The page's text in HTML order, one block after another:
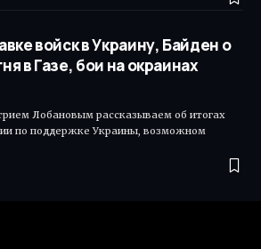
войск в Украину, Байден о
в Газе, бои на окраинах
Лобановым рассказываем об итогах
по поддержке Украины, возможном